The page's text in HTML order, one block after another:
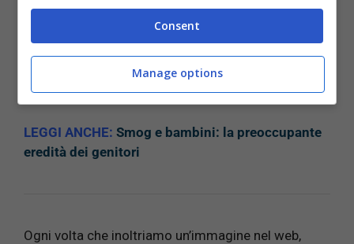
sono legate al fatto che l’immagine del minore
possa essere esposta ad adescamenti o reti di
pedofilia.Ma questo non è l’unico pericolo.
LEGGI ANCHE: Smog e bambini: la preoccupante
eredità dei genitori
Ogni volta che inoltriamo un’immagine nel web,
Consent
Manage options